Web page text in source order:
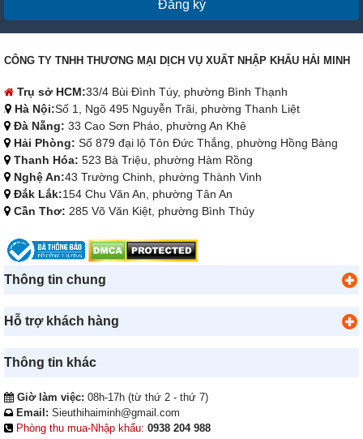
Đăng ký
CÔNG TY TNHH THƯƠNG MẠI DỊCH VỤ XUẤT NHẬP KHẨU HẢI MINH
Trụ sở HCM:33/4 Bùi Đình Túy, phường Bình Thạnh
Hà Nội:Số 1, Ngõ 495 Nguyễn Trãi, phường Thanh Liệt
Đà Nẵng: 33 Cao Sơn Pháo, phường An Khê
Hải Phòng: Số 879 đại lộ Tôn Đức Thắng, phường Hồng Bàng
Thanh Hóa: 523 Bà Triệu, phường Hàm Rồng
Nghệ An:43 Trường Chinh, phường Thành Vinh
Đắk Lắk:154 Chu Văn An, phường Tân An
Cần Thơ: 285 Võ Văn Kiệt, phường Bình Thủy
Thông tin chung
Hỗ trợ khách hàng
Thông tin khác
Giờ làm việc: 08h-17h (từ thứ 2 - thứ 7)
Email: Sieuthihaiminh@gmail.com
Phòng thu mua-Nhập khẩu: 0938 204 988